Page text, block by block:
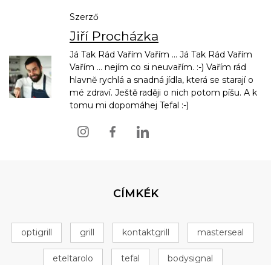
Szerző
Jiří Procházka
Já Tak Rád Vařím Vařím ... Já Tak Rád Vařím
Vařím ... nejím co si neuvařím. :-) Vařím rád
hlavně rychlá a snadná jídla, která se starají o
mé zdraví. Ještě raději o nich potom píšu. A k
tomu mi dopomáhej Tefal :-)
CÍMKÉK
optigrill grill kontaktgrill masterseal
eteltarolo tefal bodysignal